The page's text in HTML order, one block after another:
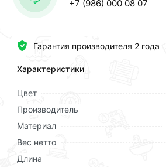
Гарантия производителя 2 года
Характеристики
Цвет
Производитель
Материал
Вес нетто
Длина
+7 (986) 000 08 07